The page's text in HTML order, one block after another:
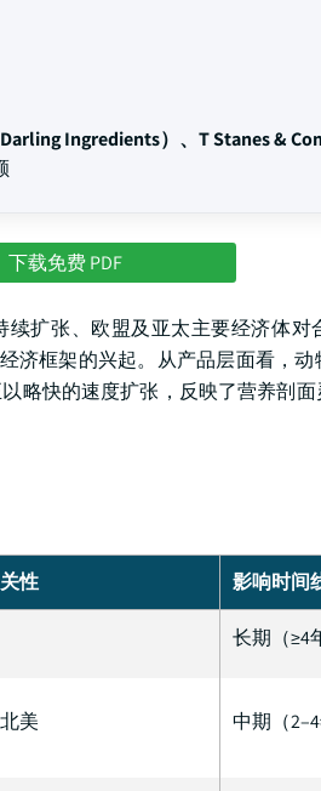
Ingredients）、T Stanes &
下载免费 PDF
扩张、欧盟及亚太主要经济体对
济框架的兴起。从产品层面看，
略快的速度扩张，反映了营养剖
性 影响时间
长期（≥4
美 中期（2–4